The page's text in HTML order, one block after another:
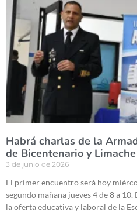
Habrá charlas de la
de Bicentenario y Limache
3 de junio de 2026
El primer encuentro será hoy
segundo mañana jueves 4 de 8 a
la oferta educativa y laboral de la